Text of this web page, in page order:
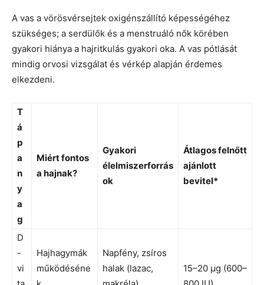
A vas a vörösvérsejtek oxigénszállító képességéhez
szükséges; a serdülők és a menstruáló nők körében
gyakori hiánya a hajritkulás gyakori oka. A vas pótlását
mindig orvosi vizsgálat és vérkép alapján érdemes
elkezdeni.
T
á
p
a
n
y
a
g
Miért fontos
a hajnak?
Gyakori
élelmiszerforrás
ok
Átlagos felnőtt
ajánlott
bevitel*
D
-
vi
Hajhagymák
működéséne
Napfény, zsíros
halak (lazac,
15–20 µg (600–